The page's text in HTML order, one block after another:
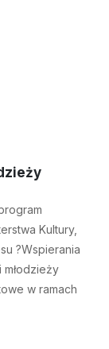
Kultury,
?Wspierania
w ramach